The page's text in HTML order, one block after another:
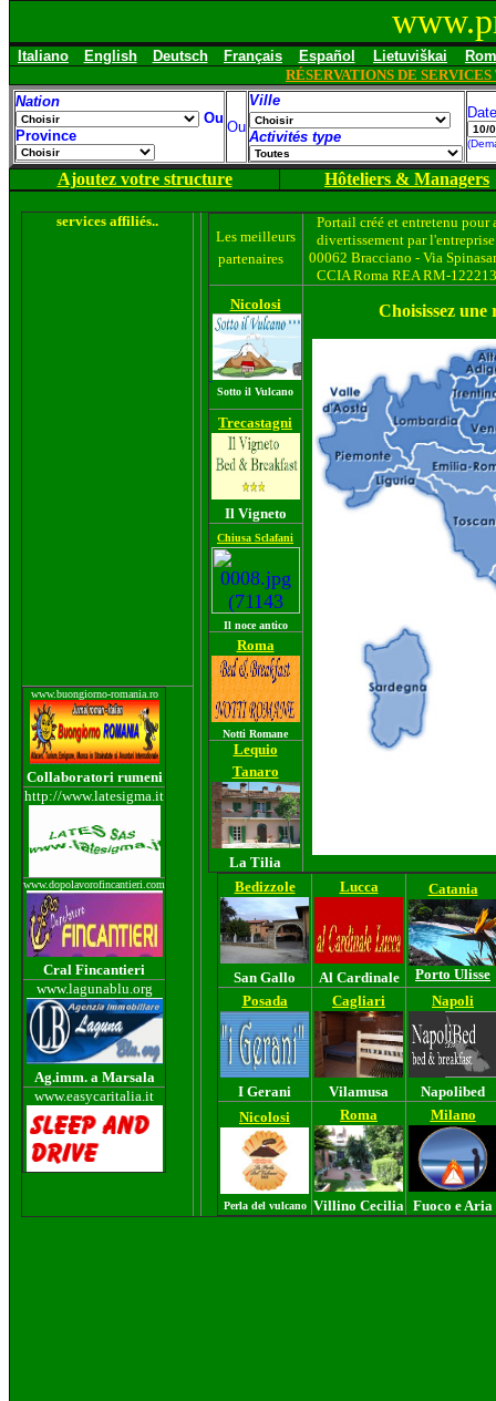
Italiano English Deutsch Français Español Lietuviškai
RÉSERVATIONS DE
Nation
Ou
Province
Ou
Ville
Activités type
Ajoutez votre structure Hôteliers & Managers
services affiliés..
Les meilleurs
partenaires
Portail créé et entretenu
divertissement par
00062 Bracciano - Via
CCIA Roma REA RM-
Nicolosi
Sotto il Vulcano
Choisissez une
Trecastagni
Il Vigneto
Chiusa Sclafani
Il noce antico
Roma
Notti Romane
Lequio
Tanaro
La Tilia
Bedizzole
San Gallo
Lucca
Al Cardinale
Catania
Porto Ulisse
Posada
I Gerani
Cagliari
Vilamusa
Napoli
Napolibed
Nicolosi
Perla del vulcano
Roma
Villino Cecilia
Milano
Fuoco e Aria
www.buongiorno-romania.ro
Collaboratori rumeni
http://www.latesigma.it
www.dopolavorofincantieri.com
Cral Fincantieri
www.lagunablu.org
Ag.imm. a Marsala
www.easycaritalia.it